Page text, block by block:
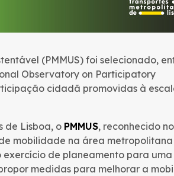
(PMMUS) foi selecionado,
Observatory on Participatory
cidadã promovidas à
de Lisboa, o PMMUS, reconhecido
mobilidade na área
exercício de planeamento para uma
medidas para melhorar a